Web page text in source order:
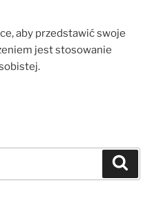
aby przedstawić swoje
jest stosowanie